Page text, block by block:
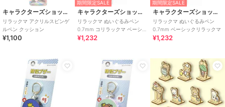
キャラクターズショップ ラフラフ
リラックマ アクリルスピンゲ
ルペン クッション
¥1,100
期間限定SALE
キャラクターズショップ ラフラフ
リラックマ ぬいぐるみペン
0.7mm コリラックマ ベーシッ
クリラックマ
¥1,232
期間限定SALE
キャラクターズショップ ラフラフ
リラックマ ぬいぐるみペン
0.7mm ベーシックリラックマ
¥1,232